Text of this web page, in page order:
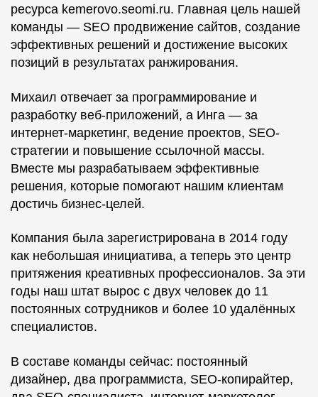
ресурса kemerovo.seomi.ru. Главная цель нашей
команды — SEO продвижение сайтов, создание
эффективных решений и достижение высоких
позиций в результатах ранжирования.
Михаил отвечает за программирование и
разработку веб-приложений, а Инга — за
интернет-маркетинг, ведение проектов, SEO-
стратегии и повышение ссылочной массы.
Вместе мы разрабатываем эффективные
решения, которые помогают нашим клиентам
достичь бизнес-целей.
Компания была зарегистрирована в 2014 году
как небольшая инициатива, а теперь это центр
притяжения креативных профессионалов. За эти
годы наш штат вырос с двух человек до 11
постоянных сотрудников и более 10 удалённых
специалистов.
В составе команды сейчас: постоянный
дизайнер, два программиста, SEO-копирайтер,